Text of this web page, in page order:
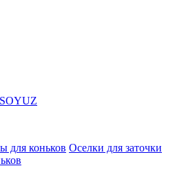
SOYUZ
для коньков Оселки для заточки